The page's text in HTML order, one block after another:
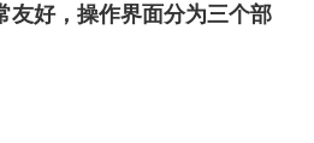
友好，操作界面分为三个部